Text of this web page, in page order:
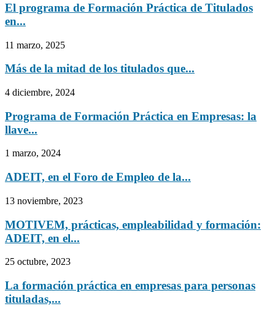
El programa de Formación Práctica de Titulados
en...
11 marzo, 2025
Más de la mitad de los titulados que...
4 diciembre, 2024
Programa de Formación Práctica en Empresas: la
llave...
1 marzo, 2024
ADEIT, en el Foro de Empleo de la...
13 noviembre, 2023
MOTIVEM, prácticas, empleabilidad y formación:
ADEIT, en el...
25 octubre, 2023
La formación práctica en empresas para personas
tituladas,...